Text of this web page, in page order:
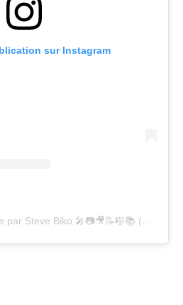
sur Instagram